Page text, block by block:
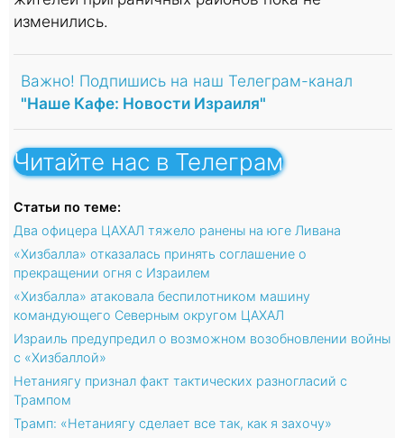
изменились.
Важно! Подпишись на наш Телеграм-канал
"Наше Кафе: Новости Израиля"
Читайте нас в Телеграм
Статьи по теме:
Два офицера ЦАХАЛ тяжело ранены на юге Ливана
«Хизбалла» отказалась принять соглашение о
прекращении огня с Израилем
«Хизбалла» атаковала беспилотником машину
командующего Северным округом ЦАХАЛ
Израиль предупредил о возможном возобновлении войны
с «Хизбаллой»
Нетаниягу признал факт тактических разногласий с
Трампом
Трамп: «Нетаниягу сделает все так, как я захочу»